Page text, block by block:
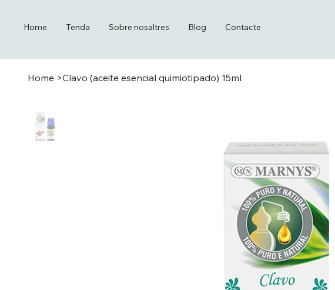
Home Tenda Sobre nosaltres Blog Contacte
Home >Clavo (aceite esencial quimiotipado) 15ml